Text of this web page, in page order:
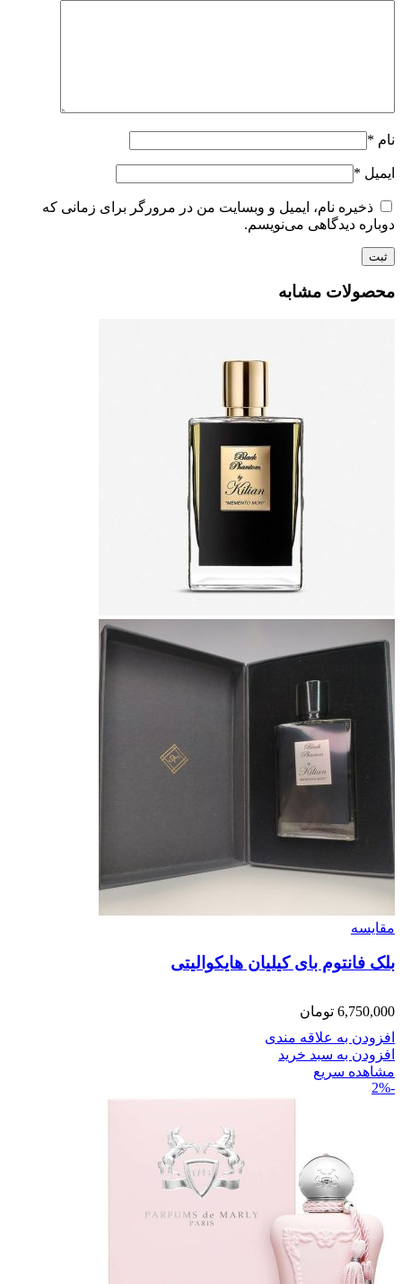
نام *
ایمیل *
ذخیره نام، ایمیل و وبسایت من در مرورگر برای زمانی که
دوباره دیدگاهی می‌نویسم.
محصولات مشابه
مقایسه
بلک فانتوم بای کیلیان هایکوالیتی
6,750,000 تومان
افزودن به علاقه مندی
افزودن به سبد خرید
مشاهده سریع
-2%